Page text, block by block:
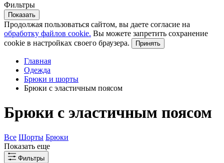
Фильтры
Показать
Продолжая пользоваться сайтом, вы даете согласие на
обработку файлов cookie. Вы можете запретить сохранение
cookie в настройках своего браузера.
Принять
Главная
Одежда
Брюки и шорты
Брюки с эластичным поясом
Брюки с эластичным поясом
Все Шорты Брюки
Показать еще
Фильтры